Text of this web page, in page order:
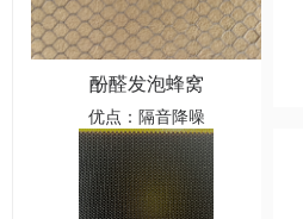
酚醛发泡蜂窝
优点：隔音降噪